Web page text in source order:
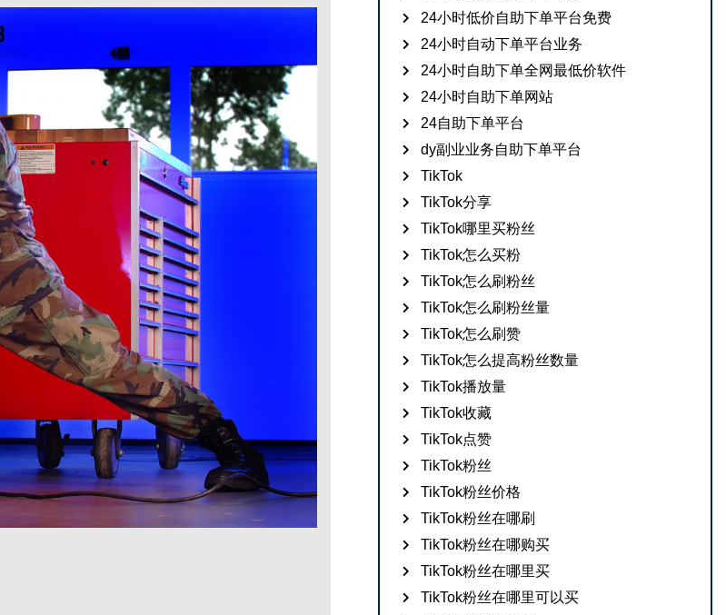
24小时低价自助下单平台免费
24小时自动下单平台业务
24小时自助下单全网最低价软件
24小时自助下单网站
24自助下单平台
dy副业业务自助下单平台
TikTok
TikTok分享
TikTok哪里买粉丝
TikTok怎么买粉
TikTok怎么刷粉丝
TikTok怎么刷粉丝量
TikTok怎么刷赞
TikTok怎么提高粉丝数量
TikTok播放量
TikTok收藏
TikTok点赞
TikTok粉丝
TikTok粉丝价格
TikTok粉丝在哪刷
TikTok粉丝在哪购买
TikTok粉丝在哪里买
TikTok粉丝在哪里可以买